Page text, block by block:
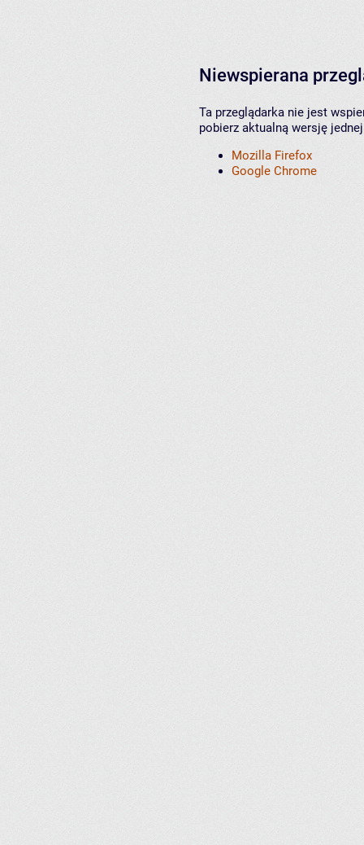
Niewspierana
Ta przeglądarka nie jest
pobierz aktualną wersję
Mozilla Firefox
Google Chrome